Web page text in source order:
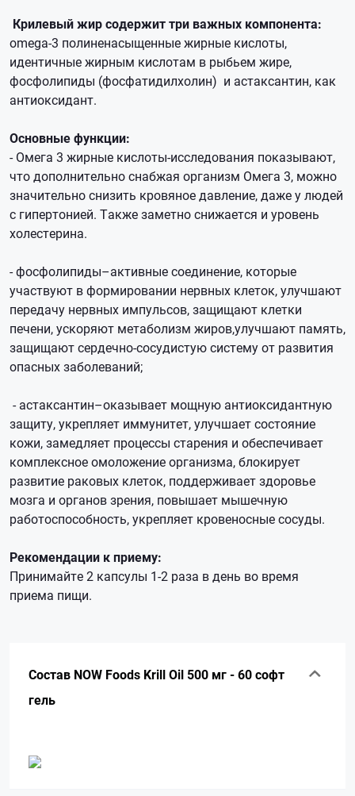
Крилевый жир содержит три важных компонента:
omega-3 полиненасыщенные жирные кислоты,
идентичные жирным кислотам в рыбьем жире,
фосфолипиды (фосфатидилхолин) и астаксантин, как
антиоксидант.
Основные функции:
- Омега 3 жирные кислоты-исследования показывают,
что дополнительно снабжая организм Омега 3, можно
значительно снизить кровяное давление, даже у людей
с гипертонией. Также заметно снижается и уровень
холестерина.
- фосфолипиды–активные соединение, которые
участвуют в формировании нервных клеток, улучшают
передачу нервных импульсов, защищают клетки
печени, ускоряют метаболизм жиров,улучшают память,
защищают сердечно-сосудистую систему от развития
опасных заболеваний;
- астаксантин–оказывает мощную антиоксидантную
защиту, укрепляет иммунитет, улучшает состояние
кожи, замедляет процессы старения и обеспечивает
комплексное омоложение организма, блокирует
развитие раковых клеток, поддерживает здоровье
мозга и органов зрения, повышает мышечную
работоспособность, укрепляет кровеносные сосуды.
Рекомендации к приему:
Принимайте 2 капсулы 1-2 раза в день во время
приема пищи.
Состав NOW Foods Krill Oil 500 мг - 60 софт
гель